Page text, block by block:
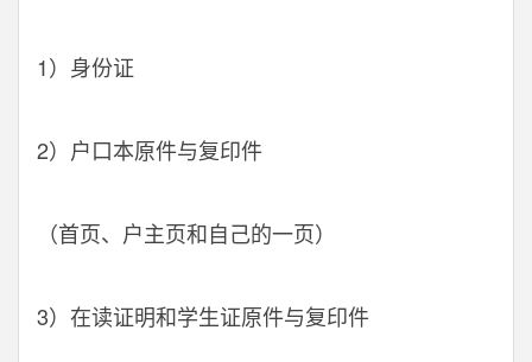
1）身份证
2）户口本原件与复印件
（首页、户主页和自己的一页）
3）在读证明和学生证原件与复印件